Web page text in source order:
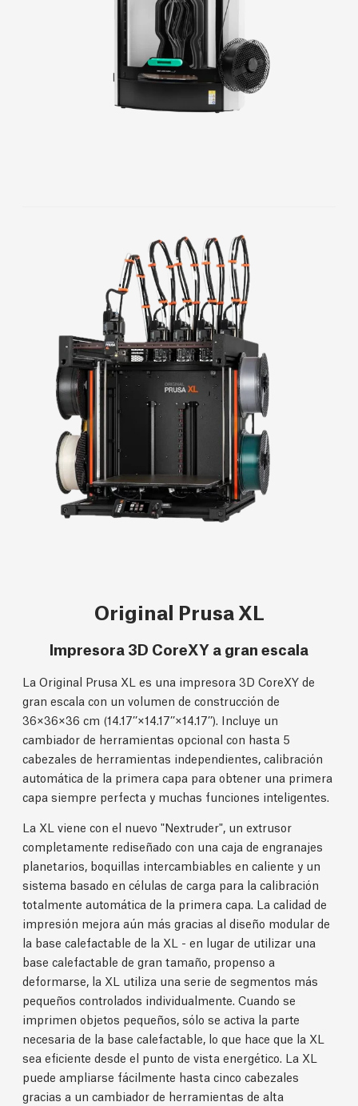
Original Prusa XL
Impresora 3D CoreXY a gran escala
La Original Prusa XL es una impresora 3D CoreXY de
gran escala con un volumen de construcción de
36×36×36 cm (14.17’’×14.17’’×14.17’’). Incluye un
cambiador de herramientas opcional con hasta 5
cabezales de herramientas independientes, calibración
automática de la primera capa para obtener una primera
capa siempre perfecta y muchas funciones inteligentes.
La XL viene con el nuevo "Nextruder", un extrusor
completamente rediseñado con una caja de engranajes
planetarios, boquillas intercambiables en caliente y un
sistema basado en células de carga para la calibración
totalmente automática de la primera capa. La calidad de
impresión mejora aún más gracias al diseño modular de
la base calefactable de la XL - en lugar de utilizar una
base calefactable de gran tamaño, propenso a
deformarse, la XL utiliza una serie de segmentos más
pequeños controlados individualmente. Cuando se
imprimen objetos pequeños, sólo se activa la parte
necesaria de la base calefactable, lo que hace que la XL
sea eficiente desde el punto de vista energético. La XL
puede ampliarse fácilmente hasta cinco cabezales
gracias a un cambiador de herramientas de alta